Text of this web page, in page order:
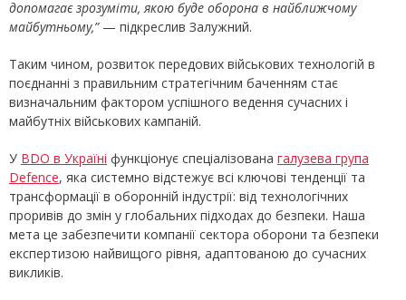
допомагає зрозуміти, якою буде оборона в найближчому
майбутньому,”— підкреслив Залужний.
Таким чином, розвиток передових військових технологій в
поєднанні з правильним стратегічним баченням стає
визначальним фактором успішного ведення сучасних і
майбутніх військових кампаній.
У BDO в Україні функціонує спеціалізована галузева група
Defence, яка системно відстежує всі ключові тенденції та
трансформації в оборонній індустрії: від технологічних
проривів до змін у глобальних підходах до безпеки. Наша
мета це забезпечити компанії сектора оборони та безпеки
експертизою найвищого рівня, адаптованою до сучасних
викликів.